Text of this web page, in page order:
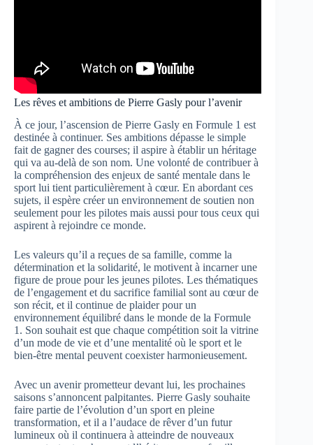
Les rêves et ambitions de Pierre Gasly pour l’avenir
À ce jour, l’ascension de Pierre Gasly en Formule 1 est
destinée à continuer. Ses ambitions dépasse le simple
fait de gagner des courses; il aspire à établir un héritage
qui va au-delà de son nom. Une volonté de contribuer à
la compréhension des enjeux de santé mentale dans le
sport lui tient particulièrement à cœur. En abordant ces
sujets, il espère créer un environnement de soutien non
seulement pour les pilotes mais aussi pour tous ceux qui
aspirent à rejoindre ce monde.
Les valeurs qu’il a reçues de sa famille, comme la
détermination et la solidarité, le motivent à incarner une
figure de proue pour les jeunes pilotes. Les thématiques
de l’engagement et du sacrifice familial sont au cœur de
son récit, et il continue de plaider pour un
environnement équilibré dans le monde de la Formule
1. Son souhait est que chaque compétition soit la vitrine
d’un mode de vie et d’une mentalité où le sport et le
bien-être mental peuvent coexister harmonieusement.
Avec un avenir prometteur devant lui, les prochaines
saisons s’annoncent palpitantes. Pierre Gasly souhaite
faire partie de l’évolution d’un sport en pleine
transformation, et il a l’audace de rêver d’un futur
lumineux où il continuera à atteindre de nouveaux